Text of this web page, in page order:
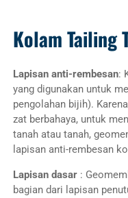
Kolam Tailing
Lapisan anti-rembesan:
yang digunakan untuk
pengolahan bijih).
zat berbahaya, untuk
tanah atau tanah,
lapisan anti-rembesan
Lapisan dasar:
bagian dari lapisan